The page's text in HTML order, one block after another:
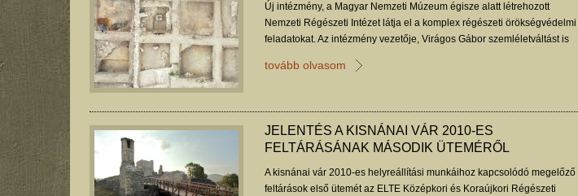
Új intézmény, a Magyar Nemzeti Múzeum égisze alatt létrehozott
Nemzeti Régészeti Intézet látja el a komplex régészeti örökségvédelmi
feladatokat. Az intézmény vezetője, Virágos Gábor szemléletváltást is
tovább olvasom
JELENTÉS A KISNÁNAI VÁR 2010-ES
FELTÁRÁSÁNAK MÁSODIK ÜTEMÉRŐL
A kisnánai vár 2010-es helyreállítási munkáihoz kapcsolódó megelőző
feltárások első ütemét az ELTE Középkori és Koraújkori Régészeti